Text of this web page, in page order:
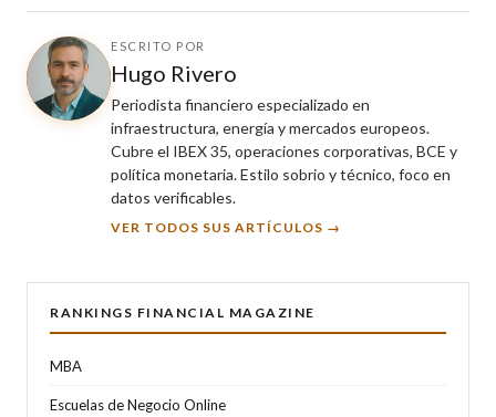
ESCRITO POR
Hugo Rivero
Periodista financiero especializado en
infraestructura, energía y mercados europeos.
Cubre el IBEX 35, operaciones corporativas, BCE y
política monetaria. Estilo sobrio y técnico, foco en
datos verificables.
VER TODOS SUS ARTÍCULOS →
RANKINGS FINANCIAL MAGAZINE
MBA
Escuelas de Negocio Online